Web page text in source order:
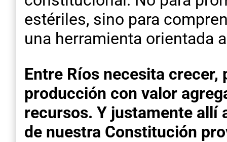
estériles, sino para
una herramienta orientada
Entre Ríos necesita
producción con valor
recursos. Y justamente allí
de nuestra Constitución